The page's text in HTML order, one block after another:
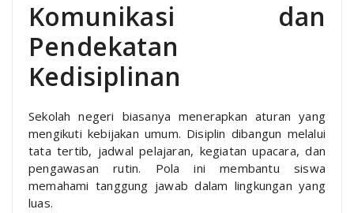
Komunikasi dan
Pendekatan
Kedisiplinan
Sekolah negeri biasanya menerapkan aturan yang
mengikuti kebijakan umum. Disiplin dibangun melalui
tata tertib, jadwal pelajaran, kegiatan upacara, dan
pengawasan rutin. Pola ini membantu siswa
memahami tanggung jawab dalam lingkungan yang
luas.